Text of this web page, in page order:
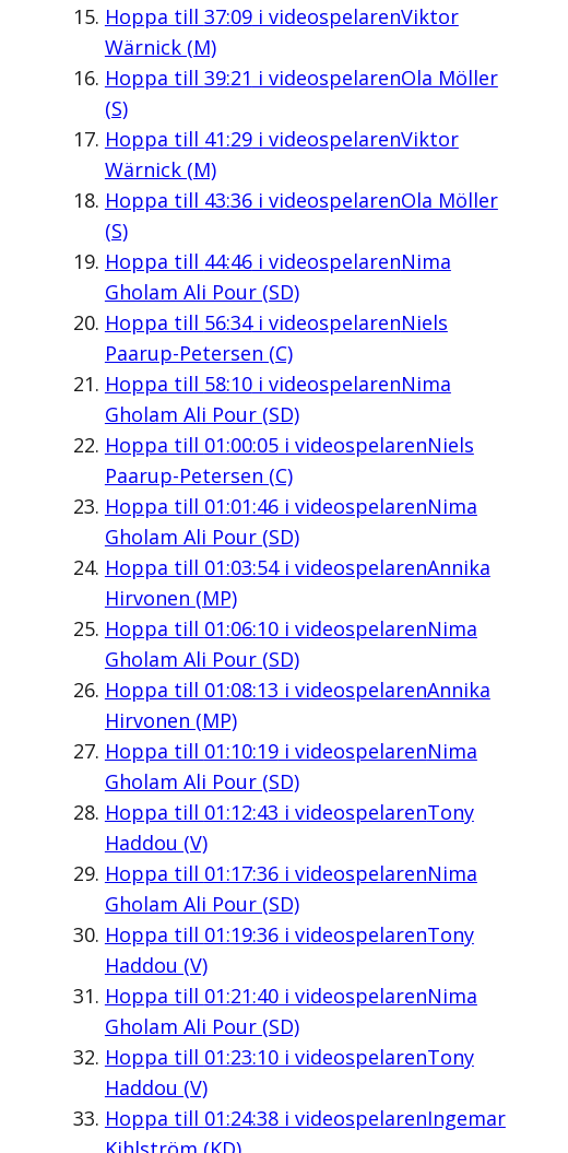
Hoppa till 37:09i videospelarenViktor
Wärnick (M)
Hoppa till 39:21 i videospelarenOla Möller
(S)
Hoppa till 41:29i videospelarenViktor
Wärnick (M)
Hoppa till 43:36i videospelarenOla Möller
(S)
Hoppa till 44:46i videospelarenNima
Gholam Ali Pour (SD)
Hoppa till 56:34i videospelarenNiels
Paarup-Petersen (C)
Hoppa till 58:10i videospelarenNima
Gholam Ali Pour (SD)
Hoppa till 01:00:05i videospelarenNiels
Paarup-Petersen (C)
Hoppa till 01:01:46i videospelarenNima
Gholam Ali Pour (SD)
Hoppa till 01:03:54i videospelarenAnnika
Hirvonen (MP)
Hoppa till 01:06:10i videospelarenNima
Gholam Ali Pour (SD)
Hoppa till 01:08:13 i videospelarenAnnika
Hirvonen (MP)
Hoppa till 01:10:19i videospelarenNima
Gholam Ali Pour (SD)
Hoppa till 01:12:43 i videospelarenTony
Haddou (V)
Hoppa till 01:17:36i videospelarenNima
Gholam Ali Pour (SD)
Hoppa till 01:19:36i videospelarenTony
Haddou (V)
Hoppa till 01:21:40i videospelarenNima
Gholam Ali Pour (SD)
Hoppa till 01:23:10i videospelarenTony
Haddou (V)
Hoppa till 01:24:38i videospelarenIngemar